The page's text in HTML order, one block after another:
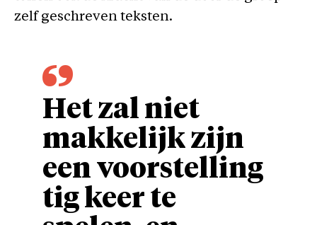
zelf geschreven teksten.
Het zal niet
makkelijk zijn
een voorstelling
tig keer te